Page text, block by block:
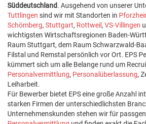
Süddeutschland. Ausgehend von unserer
Tuttlingen sind wir mit Standorten in
Schömberg, Stuttgart, Rottweil , VS-Villingen
wichtigsten Wirtschaftsregionen Baden-
Raum Stuttgart, dem Raum Schwarzwald-
Filstal und Remstal persönlich vor Ort. EPS
kümmert sich um alle Belange rund um
Personalvermittlung, Personalüberlassung,
Leiharbeit.
Für Bewerber bietet EPS eine große Anzahl
starken Firmen der unterschiedlichsten
Unternehmenskunden stehen wir für